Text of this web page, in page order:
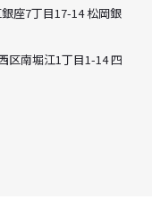
座7丁目17-14 松岡銀
南堀江1丁目1-14 四